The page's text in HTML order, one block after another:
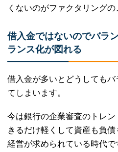
くないのがファクタリングの
借入金ではないのでバラ
ランス化が図れる
借入金が多いとどうしても
てしまいます。
今は銀行の企業審査のトレ
きるだけ軽くして資産も負
経営が求められている時代